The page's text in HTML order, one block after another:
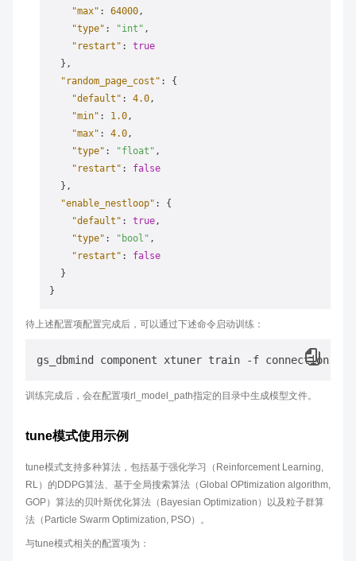
"max" : 64000,
"type" : "int" ,
"restart" :
true
} ,
"random_page_cost" :
{
"default" : 4.0,
"min" : 1.0,
"max" : 4.0,
"type" : "float" ,
"restart" :
false
} ,
"enable_nestloop" :
{
"default" : true,
"type" : "bool" ,
"restart" :
false
}
}
待上述配置项配置完成后，可以通过下述命令启动训练：
训练完成后，会在配置项rl_model_path指定的目录中生成模型文件。
tune模式使用示例
tune模式支持多种算法，包括基于强化学习（Reinforcement Learning,
RL）的DDPG算法、基于全局搜索算法（Global OPtimization algorithm,
GOP）算法的贝叶斯优化算法（Bayesian Optimization）以及粒子群算
法（Particle Swarm Optimization, PSO）。
与tune模式相关的配置项为：